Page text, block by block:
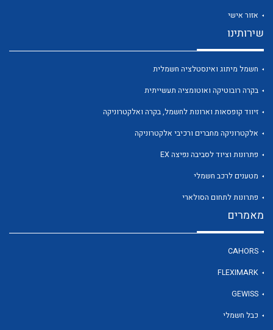
לכל מוצרי היצרן לכל מוצרי היצרן
אזור אישי
שירותינו
חשמל מיתוג ואינסטלציה חשמלית
בקרה רובוטיקה ואוטומציה תעשייתית
זיווד קופסאות וארונות לחשמל, בקרה ואלקטרוניקה
אלקטרוניקה מחברים ורכיבי אלקטרוניקה
פתרונות וציוד לסביבה נפיצה EX
מטענים לרכב חשמלי
פתרונות לתחום הסולארי
מאמרים
CAHORS
FLEXIMARK
GEWISS
כבל חשמלי